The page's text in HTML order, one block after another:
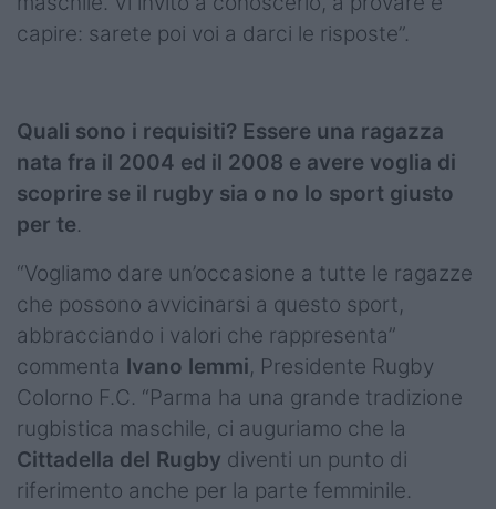
capire: sarete poi voi a darci le risposte”.
Quali sono i requisiti? Essere una ragazza
nata fra il 2004 ed il 2008 e avere voglia di
scoprire se il rugby sia o no lo sport giusto
per te.
“Vogliamo dare un’occasione a tutte le ragazze
che possono avvicinarsi a questo sport,
abbracciando i valori che rappresenta”
commenta Ivano Iemmi, Presidente Rugby
Colorno F.C. “Parma ha una grande tradizione
rugbistica maschile, ci auguriamo che la
Cittadella del Rugby diventi un punto di
riferimento anche per la parte femminile.